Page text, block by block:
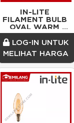
IN-LITE
FILAMENT BULB
OVAL WARM
GOLD INFM-
ST64G-4W-WW
4w
LOG-IN UNTUK
MELIHAT HARGA